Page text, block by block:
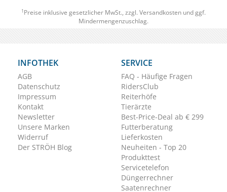
1 Preise inklusive gesetzlicher MwSt., zzgl. Versandkosten und ggf.
Mindermengenzuschlag.
INFOTHEK
AGB
Datenschutz
Impressum
Kontakt
Newsletter
Unsere Marken
Widerruf
Der STRÖH Blog
SERVICE
FAQ - Häufige Fragen
RidersClub
Reiterhöfe
Tierärzte
Best-Price-Deal ab € 299
Futterberatung
Lieferkosten
Neuheiten - Top 20
Produkttest
Servicetelefon
Düngerrechner
Saatenrechner